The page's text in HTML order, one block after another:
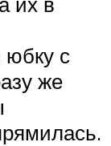
юбку с
же